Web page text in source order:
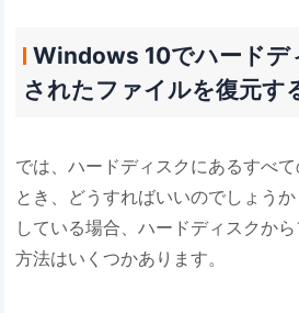
Windows 10でハードデ
されたファイルを復元す
では、ハードディスクにあるすべ
とき、どうすればいいのでしょう
している場合、ハードディスクか
方法はいくつかあります。